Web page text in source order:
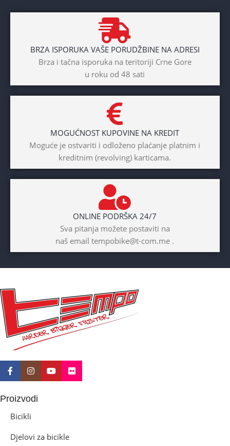
BRZA ISPORUKA VAŠE PORUDŽBINE NA ADRESI
Brza i tačna isporuka na teritoriji Crne Gore
u roku od 48 sati
MOGUĆNOST KUPOVINE NA KREDIT
Moguće je ostvariti i odloženo plaćanje platnim i
kreditnim (revolving) karticama.
ONLINE PODRŠKA 24/7
Sva pitanja možete postaviti na
naš email tempobike@t-com.me .
Proizvodi
Bicikli
Djelovi za bicikle